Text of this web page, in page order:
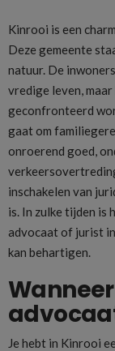
Kinrooi is een
Deze gemeente
natuur. De
vredige leven, maar
geconfronteerd
gaat om
onroerend goed,
inschakelen van
is. In zulke tijden is
advocaat of jurist
kan behartigen.
Je hebt in Kinrooi